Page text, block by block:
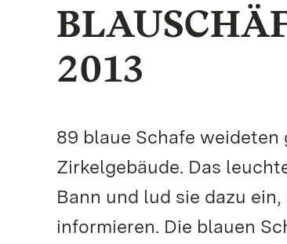
2013
89 blaue Schafe
Zirkelgebäude. Das
Bann und lud sie dazu
informieren. Die blauen